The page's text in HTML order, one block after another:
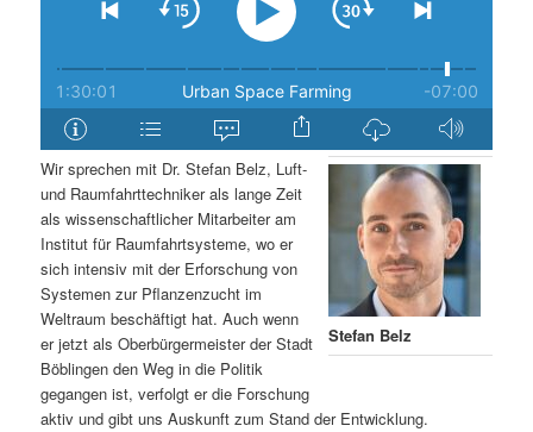
g
e
n
i
n
g
e
n
Stefan Belz
Wir sprechen mit Dr. Stefan Belz, Luft-
und Raumfahrttechniker als lange Zeit
als wissenschaftlicher Mitarbeiter am
Institut für Raumfahrtsysteme, wo er
sich intensiv mit der Erforschung von
Systemen zur Pflanzenzucht im
Weltraum beschäftigt hat. Auch wenn
er jetzt als Oberbürgermeister der Stadt
Böblingen den Weg in die Politik
gegangen ist, verfolgt er die Forschung
aktiv und gibt uns Auskunft zum Stand der Entwicklung.